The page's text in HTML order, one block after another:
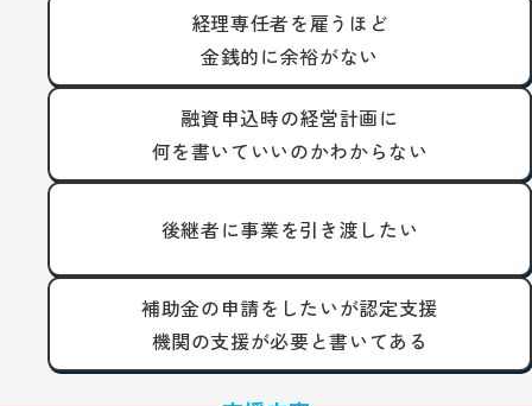
経理専任者を雇うほど
金銭的に余裕がない
融資申込時の経営計画に
何を書いていいのかわからない
後継者に事業を引き渡したい
補助金の申請をしたいが認定支援
機関の支援が必要と書いてある